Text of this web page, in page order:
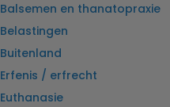
Balsemen en thanatopraxie
Belastingen
Buitenland
Erfenis / erfrecht
Euthanasie